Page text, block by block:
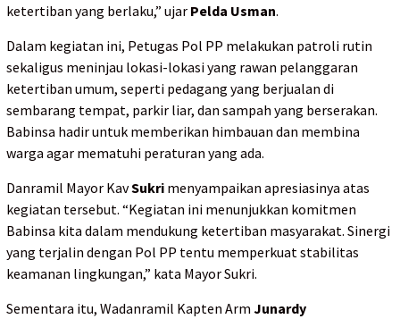
ketertiban yang berlaku,” ujar Pelda Usman.
Dalam kegiatan ini, Petugas Pol PP melakukan patroli rutin
sekaligus meninjau lokasi-lokasi yang rawan pelanggaran
ketertiban umum, seperti pedagang yang berjualan di
sembarang tempat, parkir liar, dan sampah yang berserakan.
Babinsa hadir untuk memberikan himbauan dan membina
warga agar mematuhi peraturan yang ada.
Danramil Mayor KavSukri menyampaikan apresiasinya atas
kegiatan tersebut. “Kegiatan ini menunjukkan komitmen
Babinsa kita dalam mendukung ketertiban masyarakat. Sinergi
yang terjalin dengan Pol PP tentu memperkuat stabilitas
keamanan lingkungan,” kata Mayor Sukri.
Sementara itu, Wadanramil Kapten Arm Junardy